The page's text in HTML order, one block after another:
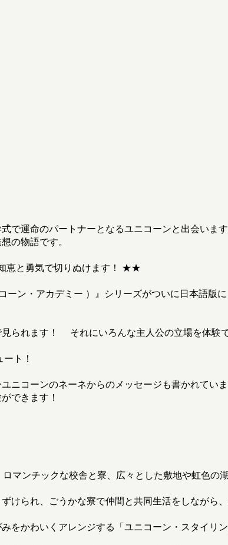
で運命のパートナーとなるユニコーンと出会いま
の物語です。
恵と勇気で切りぬけます！ ★★
ン・アカデミー ）』シリーズがついに日本語版
見られます！ それにいろんな主人公の立場を体
ト！
ニコーンのネーネからのメッセージも書かれてい
できます！
マンチックな校舎と寮、広々とした敷地や虹色の
けられ、ごうかな寮で仲間と共同生活をしながら
をかわいくアレンジする「ユニコーン・スタイリン